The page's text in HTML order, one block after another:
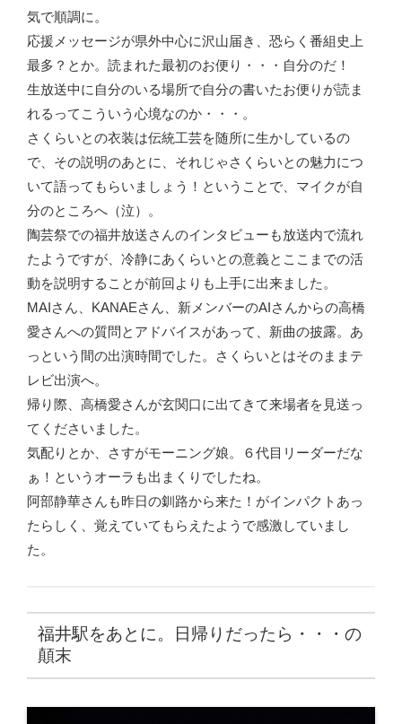
気で順調に。
応援メッセージが県外中心に沢山届き、恐らく番組史上
最多？とか。読まれた最初のお便り・・・自分のだ！
生放送中に自分のいる場所で自分の書いたお便りが読ま
れるってこういう心境なのか・・・。
さくらいとの衣装は伝統工芸を随所に生かしているの
で、その説明のあとに、それじゃさくらいとの魅力につ
いて語ってもらいましょう！ということで、マイクが自
分のところへ（泣）。
陶芸祭での福井放送さんのインタビューも放送内で流れ
たようですが、冷静にあくらいとの意義とここまでの活
動を説明することが前回よりも上手に出来ました。
MAIさん、KANAEさん、新メンバーのAIさんからの高橋
愛さんへの質問とアドバイスがあって、新曲の披露。あ
っという間の出演時間でした。さくらいとはそのままテ
レビ出演へ。
帰り際、高橋愛さんが玄関口に出てきて来場者を見送っ
てくださいました。
気配りとか、さすがモーニング娘。６代目リーダーだな
ぁ！というオーラも出まくりでしたね。
阿部静華さんも昨日の釧路から来た！がインパクトあっ
たらしく、覚えていてもらえたようで感激していまし
た。
福井駅をあとに。日帰りだったら・・・の
顛末